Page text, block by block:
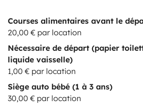
Courses alimentaires avant le
20,00 € par location
Nécessaire de départ (papier
liquide vaisselle)
1,00 € par location
Siège auto bébé (1 à 3 ans)
30,00 € par location